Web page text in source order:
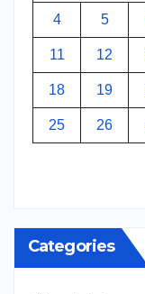
4 5
11 12
18 19
25 26
Categories